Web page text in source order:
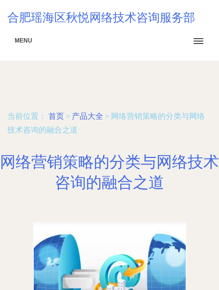
合肥瑶海区秋悦网络技术咨询服务部
MENU
当前位置： 首页 > 产品大全 > 网络营销策略的分类与网络
技术咨询的融合之道
网络营销策略的分类与网络技术
咨询的融合之道